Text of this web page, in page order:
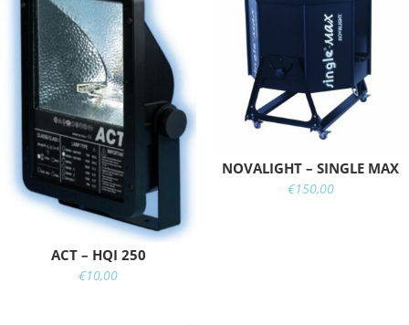
ACT – HQI 250
€10,00
NOVALIGHT – SINGLE MAX
€150,00